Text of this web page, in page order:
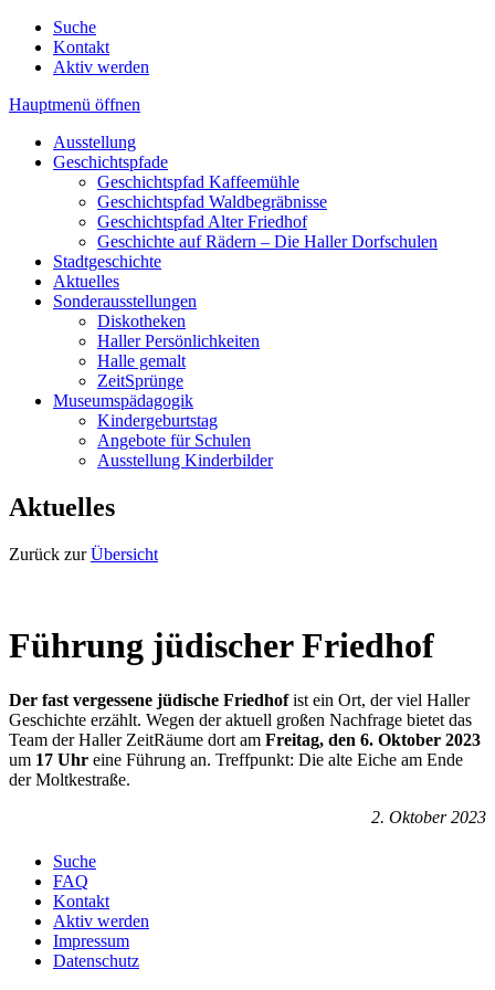
Suche
Kontakt
Aktiv werden
Hauptmenü öffnen
Ausstellung
Geschichtspfade
Geschichtspfad Kaffeemühle
Geschichtspfad Waldbegräbnisse
Geschichtspfad Alter Friedhof
Geschichte auf Rädern – Die Haller Dorfschulen
Stadtgeschichte
Aktuelles
Sonderausstellungen
Diskotheken
Haller Persönlichkeiten
Halle gemalt
ZeitSprünge
Museumspädagogik
Kindergeburtstag
Angebote für Schulen
Ausstellung Kinderbilder
Aktuelles
Zurück zurÜbersicht
Führung jüdischer Friedhof
Der fast vergessene jüdische Friedhofist ein Ort, der viel Haller
Geschichte erzählt. Wegen der aktuell großen Nachfrage bietet das
Team der Haller ZeitRäume dort am Freitag, den 6. Oktober 2023
um 17 Uhr eine Führung an. Treffpunkt: Die alte Eiche am Ende
der Moltkestraße.
2. Oktober 2023
Suche
FAQ
Kontakt
Aktiv werden
Impressum
Datenschutz